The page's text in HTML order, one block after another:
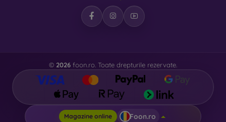
© 2026 foon.ro. Toate drepturile rezervate.
Magazine online Foon.ro